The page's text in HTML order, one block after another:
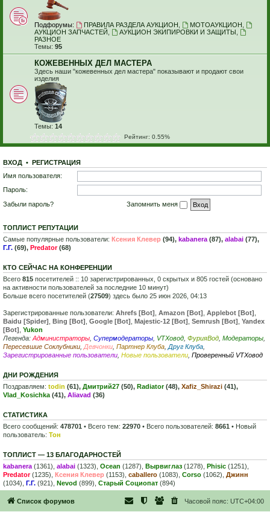
Подфорумы: ПРАВИЛА РАЗДЕЛА АУКЦИОН МОТОАУКЦИОН
АУКЦИОН ЗАПЧАСТЕЙ
АУКЦИОН ЭКИПИРОВКИ И ЗАЩИТЫ
РАЗНОЕ
Темы: 95
КОЖЕВЕННЫХ ДЕЛ МАСТЕРА
Здесь наши "кожевенных дел мастера" показывают и продают свои
изделия
Темы: 14
Рейтинг: 0.55%
ВХОД • РЕГИСТРАЦИЯ
Имя пользователя:
Пароль:
Забыли пароль?
Запомнить меня
ТОПЛИСТ РЕПУТАЦИИ
Самые популярные пользователи: Ксения Клевер (94), kabanera (87), alabai (77),
Г.Г. (69), Predator(68)
КТО СЕЙЧАС НА КОНФЕРЕНЦИИ
Всего 815 посетителей :: 10 зарегистрированных, 0 скрытых и 805 гостей (основано
на активности пользователей за последние 10 минут)
Больше всего посетителей (27509) здесь было 25 июн 2026, 04:13
Зарегистрированные пользователи: Ahrefs [Bot] Amazon [Bot] Applebot [Bot]
Baidu [Spider] Bing [Bot] Google [Bot] Majestic-12 [Bot] Semrush [Bot] Yandex
[Bot] Yukon
Легенда: Администраторы Супермодераторы VTXовод ФурияВод Модераторы
Пересевшие Соклубники Девчонки Партнер Клуба Друг Клуба
Зарегистрированные пользователи Новые пользователи Проверенный VTXовод
ДНИ РОЖДЕНИЯ
Поздравляем: todin (61), Дмитрий27 (50), Radiator(48), Xafiz_Shirazi (41),
Vlad_Kosichka (41), Aliavad (36)
СТАТИСТИКА
Всего сообщений: 478701 • Всего тем: 22970 • Всего пользователей: 8661 • Новый
пользователь: Тон
ТОПЛИСТ — 13 БЛАГОДАРНОСТЕЙ
kabanera (1361), alabai (1323), Ocean (1287), Вырвиглаз (1278), Phisic (1251),
Predator(1235), Ксения Клевер (1153), caballero (1083), Corso (1062), Джинн
(1034), Г.Г. (921), Nevod (899), Старый Социопат (894)
Список форумов Часовой пояс: UTC+04:00